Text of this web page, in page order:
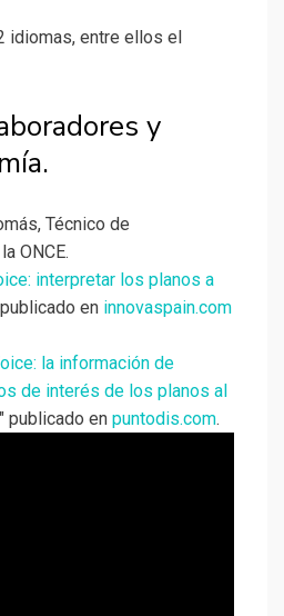
idiomas, entre ellos el
y
Técnico de
ONCE.
interpretar los planos a
en innovaspain.com
la información de
de interés de los planos al
" publicado en puntodis.com.